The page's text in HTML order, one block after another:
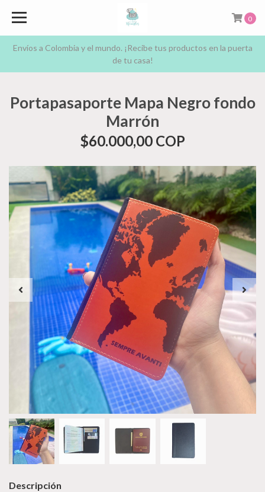
Envíos a Colombia y el mundo. ¡Recibe tus productos en la puerta
de tu casa!
0
Portapasaporte Mapa Negro fondo
Marrón
$60.000,00 COP
Descripción